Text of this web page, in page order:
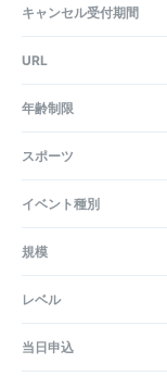
キャンセル受付期間
URL
年齢制限
スポーツ
イベント種別
規模
レベル
当日申込